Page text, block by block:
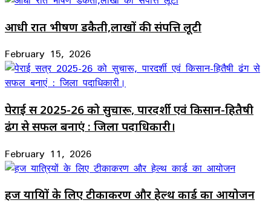
आधी रात भीषण डकैती,लाखों की संपत्ति लूटी
February 15, 2026
पेराई सत्र 2025-26 को सुचारू, पारदर्शी एवं किसान-हितैषी
ढंग से सफल बनाएं : जिला पदाधिकारी।
February 11, 2026
हज यात्रियों के लिए टीकाकरण और हेल्थ कार्ड का आयोजन